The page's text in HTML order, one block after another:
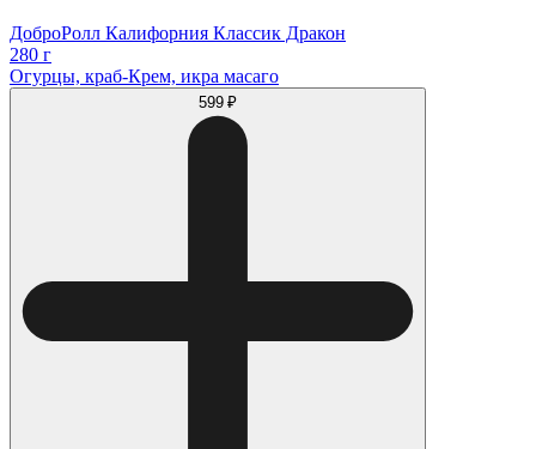
ДоброРолл Калифорния Классик Дракон
280 г
Огурцы, краб-Крем, икра масаго
599 ₽